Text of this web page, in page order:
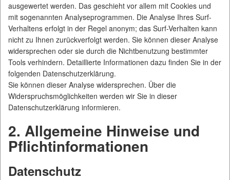
ausgewertet werden. Das geschieht vor allem mit Cookies und
mit sogenannten Analyseprogrammen. Die Analyse Ihres Surf-
Verhaltens erfolgt in der Regel anonym; das Surf-Verhalten kann
nicht zu Ihnen zurückverfolgt werden. Sie können dieser Analyse
widersprechen oder sie durch die Nichtbenutzung bestimmter
Tools verhindern. Detaillierte Informationen dazu finden Sie in der
folgenden Datenschutzerklärung.
Sie können dieser Analyse widersprechen. Über die
Widerspruchsmöglichkeiten werden wir Sie in dieser
Datenschutzerklärung informieren.
2. Allgemeine Hinweise und
Pflichtinformationen
Datenschutz